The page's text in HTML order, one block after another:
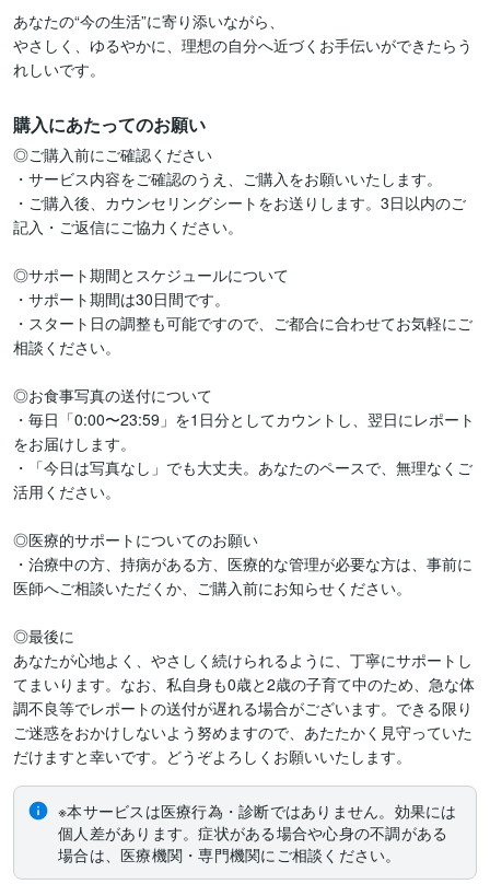
あなたの“今の生活”に寄り添いながら、
やさしく、ゆるやかに、理想の自分へ近づくお手伝いができたらう
れしいです。
購入にあたってのお願い
◎ご購入前にご確認ください
・サービス内容をご確認のうえ、ご購入をお願いいたします。
・ご購入後、カウンセリングシートをお送りします。3日以内のご
記入・ご返信にご協力ください。
◎サポート期間とスケジュールについて
・サポート期間は30日間です。
・スタート日の調整も可能ですので、ご都合に合わせてお気軽にご
相談ください。
◎お食事写真の送付について
・毎日「0:00〜23:59」を1日分としてカウントし、翌日にレポート
をお届けします。
・「今日は写真なし」でも大丈夫。あなたのペースで、無理なくご
活用ください。
◎医療的サポートについてのお願い
・治療中の方、持病がある方、医療的な管理が必要な方は、事前に
医師へご相談いただくか、ご購入前にお知らせください。
◎最後に
あなたが心地よく、やさしく続けられるように、丁寧にサポートし
てまいります。なお、私自身も0歳と2歳の子育て中のため、急な体
調不良等でレポートの送付が遅れる場合がございます。できる限り
ご迷惑をおかけしないよう努めますので、あたたかく見守っていた
だけますと幸いです。どうぞよろしくお願いいたします。
※本サービスは医療行為・診断ではありません。効果には
個人差があります。症状がある場合や心身の不調がある
場合は、医療機関・専門機関にご相談ください。